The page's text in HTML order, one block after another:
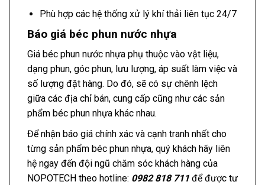
Phù hợp các hệ thống xử lý khí thải liên tục 24/7
Báo giá béc phun nước nhựa
Giá béc phun nước nhựa phụ thuộc vào vật liệu,
dạng phun, góc phun, lưu lượng, áp suất làm việc và
số lượng đặt hàng. Do đó, sẽ có sự chênh lệch
giữa các địa chỉ bán, cung cấp cũng như các sản
phẩm béc phun nhựa khác nhau.
Để nhận báo giá chính xác và cạnh tranh nhất cho
từng sản phẩm béc phun nhựa, quý khách hãy liên
hệ ngay đến đội ngũ chăm sóc khách hàng của
NOPOTECH theo hotline: 0982 818 711 để được tư